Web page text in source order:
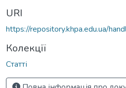
URI
https://repository.khpa.edu.ua/
Колекції
Статті